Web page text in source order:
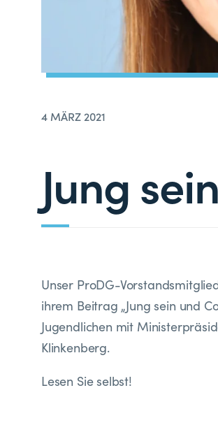
4 MÄRZ 2021
Jung
Unser ProDG-
ihrem Beitrag „Jung sein und
Jugendlichen mit
Klinkenberg.
Lesen Sie selbst!